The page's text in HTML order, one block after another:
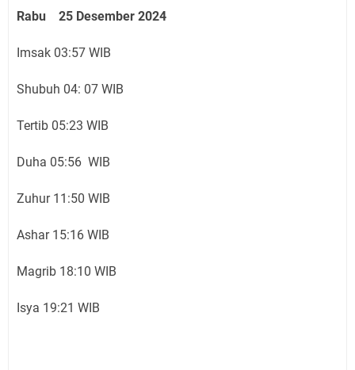
Rabu 25 Desember 2024
Imsak 03:57 WIB
Shubuh 04: 07 WIB
Tertib 05:23 WIB
Duha 05:56 WIB
Zuhur 11:50 WIB
Ashar 15:16 WIB
Magrib 18:10 WIB
Isya 19:21 WIB